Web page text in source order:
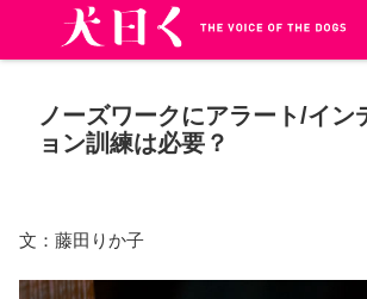
ノーズワークにアラート/イン
ョン訓練は必要？
文：藤田りか子